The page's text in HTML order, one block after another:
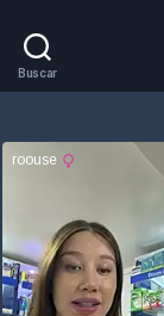
Buscar